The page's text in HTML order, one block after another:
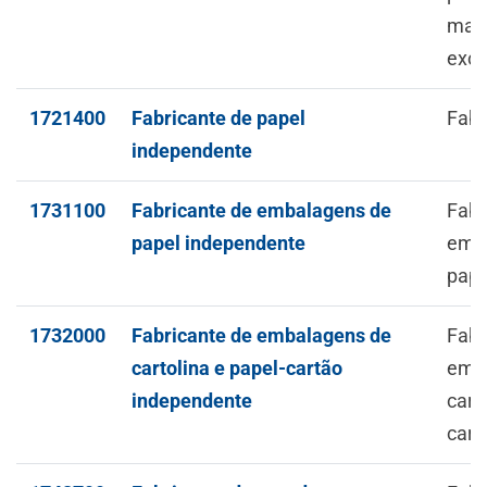
1721400
Fabricante de papel
independente
1731100
Fabricante de embalagens de
papel independente
1732000
Fabricante de embalagens de
cartolina e papel-cartão
independente